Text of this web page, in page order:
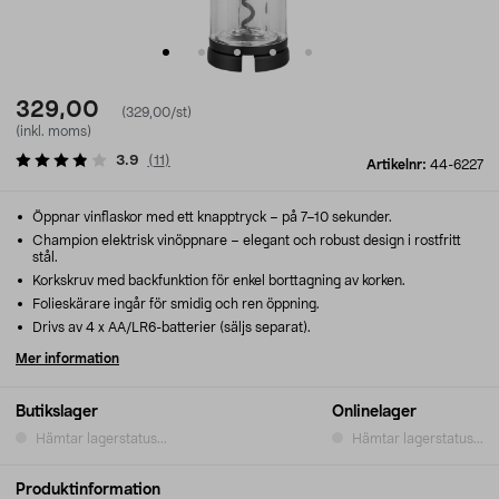
329,00
(329,00/st)
(inkl. moms)
Artikelnr: 44-6227
3.9 (11 )
Butikslager
Hämtar lagerstatus...
Onlinelager
Hämtar lagerstatus...
Öppnar vinflaskor med ett knapptryck – på 7–10 sekunder.
Champion elektrisk vinöppnare – elegant och robust design i rostfritt
stål.
Korkskruv med backfunktion för enkel borttagning av korken.
Folieskärare ingår för smidig och ren öppning.
Drivs av 4 x AA/LR6-batterier (säljs separat).
Mer information
Produktinformation